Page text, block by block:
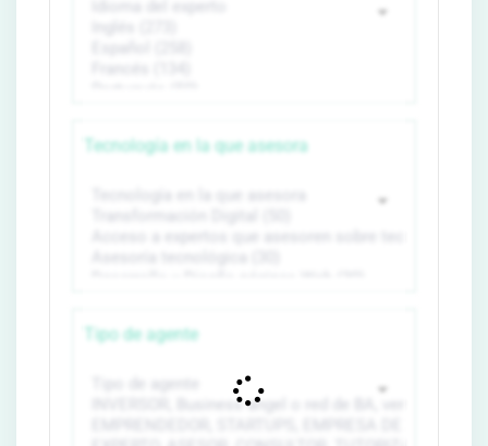
Tecnología en la que asesora
Tipo de agente